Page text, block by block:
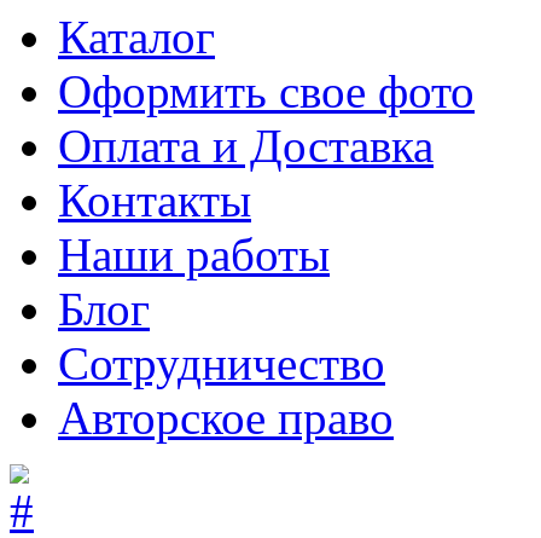
Каталог
Оформить свое фото
Оплата и Доставка
Контакты
Наши работы
Блог
Сотрудничество
Авторское право